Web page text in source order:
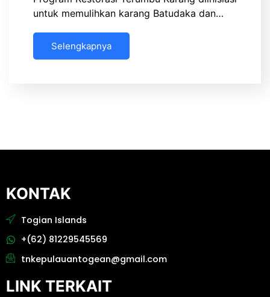
untuk memulihkan karang Batudaka dan…
Selengkapnya
KONTAK
Togian Islands
+(62) 81229545569
tnkepulauantogean@gmail.com
LINK TERKAIT